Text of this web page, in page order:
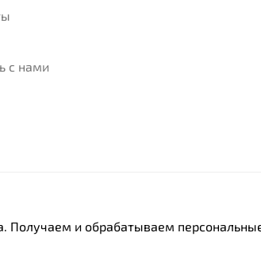
с нами
и обрабатываем